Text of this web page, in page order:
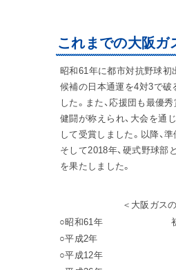
これまでの大阪ガ
昭和61年に都市対抗野球初
候補の日本通運を4対3で破
した。また、応援団も最優
健闘が称えられ、大会を通
して受賞しました。以降、
そして2018年、硬式野球
を果たしました。
＜大阪ガス
○昭和61年
○平成2年
○平成12年